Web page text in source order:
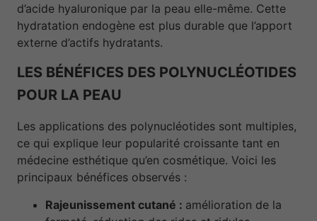
d’acide hyaluronique par la peau elle-même. Cette
hydratation endogène est plus durable que l’apport
externe d’actifs hydratants.
LES BÉNÉFICES DES POLYNUCLÉOTIDES
POUR LA PEAU
Les applications des polynucléotides sont multiples,
ce qui explique leur popularité croissante tant en
médecine esthétique qu’en cosmétique. Voici les
principaux bénéfices observés :
Rajeunissement cutané : amélioration de la